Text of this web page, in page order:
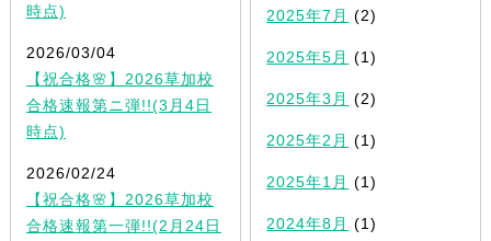
時点)
2026/03/04
【祝合格🌸】2026草加校
合格速報第ニ弾!!(3月4日
時点)
2026/02/24
【祝合格🌸】2026草加校
合格速報第一弾!!(2月24日
2025年7月 (2)
2025年5月 (1)
2025年3月 (2)
2025年2月 (1)
2025年1月 (1)
2024年8月 (1)